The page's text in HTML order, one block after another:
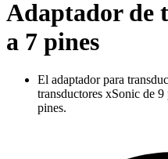
Adaptador de
a 7 pines
El adaptador para
transductores xSonic de
pines.